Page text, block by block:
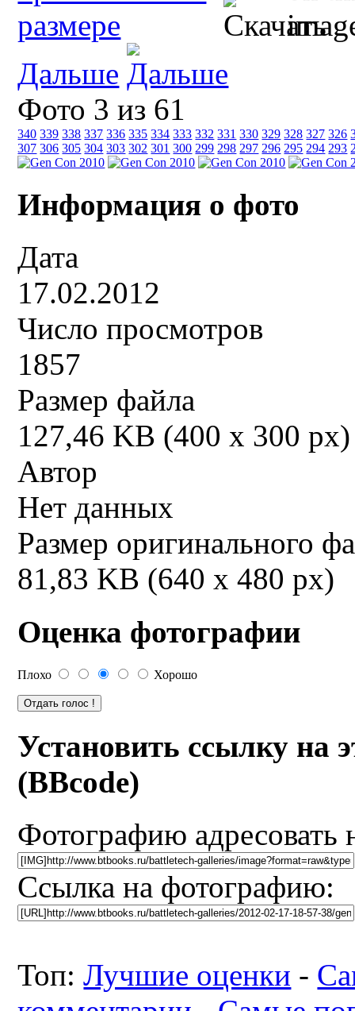
Дальше
Фото 3 из 61
340 339 338 337 336 335 334 333 332 331 330 329 328 327 326
307 306 305 304 303 302 301 300 299 298 297 296 295 294 293
Информация о фото
Дата
17.02.2012
Число просмотров
1857
Размер файла
127,46 KB (400 x 300 px)
Автор
Нет данных
Размер оригинального
81,83 KB (640 x 480 px)
Оценка фотографии
Плохо Хорошо
Установить ссылку на
(BBcode)
Фотографию
Ссылка на фотографию:
Топ:Лучшие оценки -